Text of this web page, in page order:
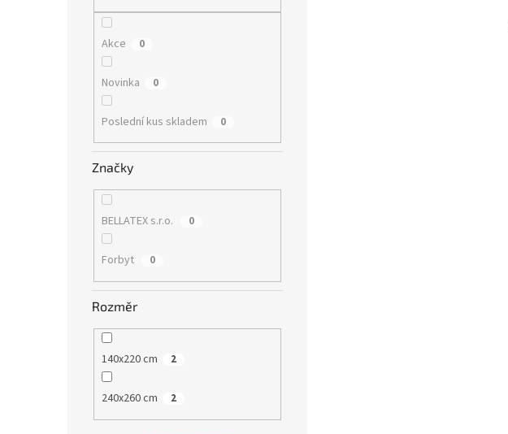
Akce 0
Novinka 0
Poslední kus skladem 0
Značky
BELLATEX s.r.o. 0
Forbyt 0
Rozměr
140x220 cm 2
240x260 cm 2